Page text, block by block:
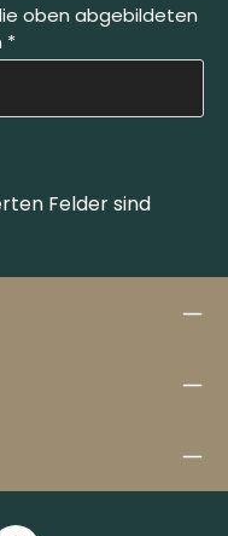
oben abgebildeten
*
Felder sind